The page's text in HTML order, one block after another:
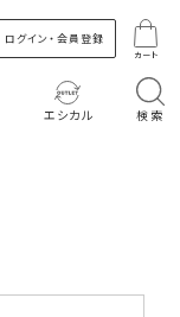
ログイン・会員登録
カート
エシカル 検索